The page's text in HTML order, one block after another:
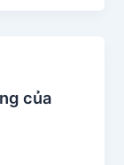
của